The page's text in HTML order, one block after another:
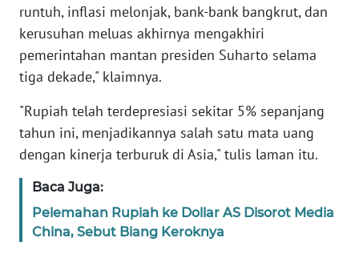
runtuh, inflasi melonjak, bank-bank bangkrut, dan
kerusuhan meluas akhirnya mengakhiri
pemerintahan mantan presiden Suharto selama
tiga dekade," klaimnya.
"Rupiah telah terdepresiasi sekitar 5% sepanjang
tahun ini, menjadikannya salah satu mata uang
dengan kinerja terburuk di Asia," tulis laman itu.
Baca Juga:
Pelemahan Rupiah ke Dollar AS Disorot Media
China, Sebut Biang Keroknya
Wahana
News
Regional
SUMUT
WN
WN
JABAR